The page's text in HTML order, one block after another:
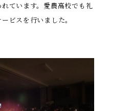
ています。愛農高校でも礼
ビスを行いました。